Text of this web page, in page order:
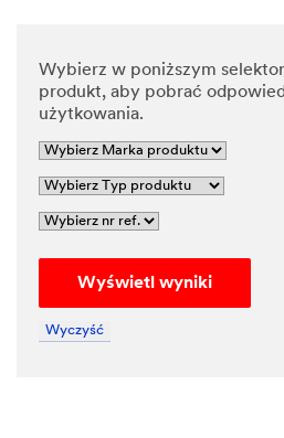
Wybierz w poniższym
produkt, aby pobrać
użytkowania.
Wyświetl wyniki
Wyczyść